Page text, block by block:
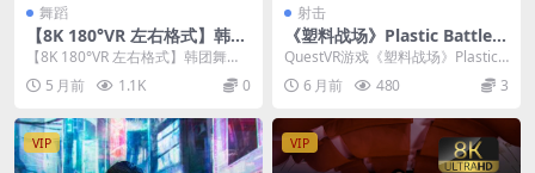
舞蹈
【8K 180°VR 左右格式】韩团
舞蹈 26022508
【8K 180°VR 左右格式】韩团舞蹈
26022508
5 月前 1.1K 0
射击
《塑料战场》Plastic Battleg
rounds
QuestVR游戏《塑料战场》Plastic
Battlegrounds 是一款...
6 月前 480 3
VIP VIP